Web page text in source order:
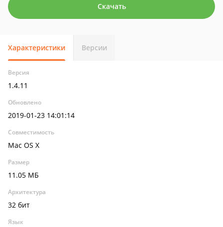
Скачать
Характеристики Версии
Версия
1.4.11
Обновлено
2019-01-23 14:01:14
Совместимость
Mac OS X
Размер
11.05 МБ
Архитектура
32 бит
Язык